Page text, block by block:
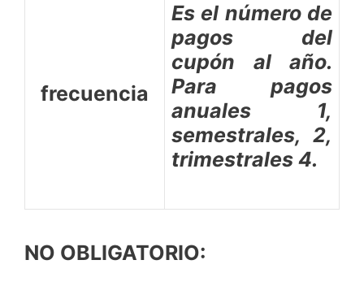
frecuencia
Es el número de
pagos del
cupón al año.
Para pagos
anuales 1,
semestrales, 2,
trimestrales 4.
NO OBLIGATORIO: